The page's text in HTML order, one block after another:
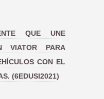
QUE UNE
VIATOR PARA
CON EL
(6EDUSI2021)